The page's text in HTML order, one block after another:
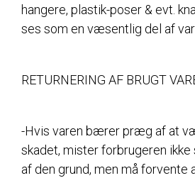
hangere, plastik-poser & evt.
ses som en væsentlig del af
RETURNERING AF BRUGT
-Hvis varen bærer præg af at
skadet, mister forbrugeren
af den grund, men må forvente